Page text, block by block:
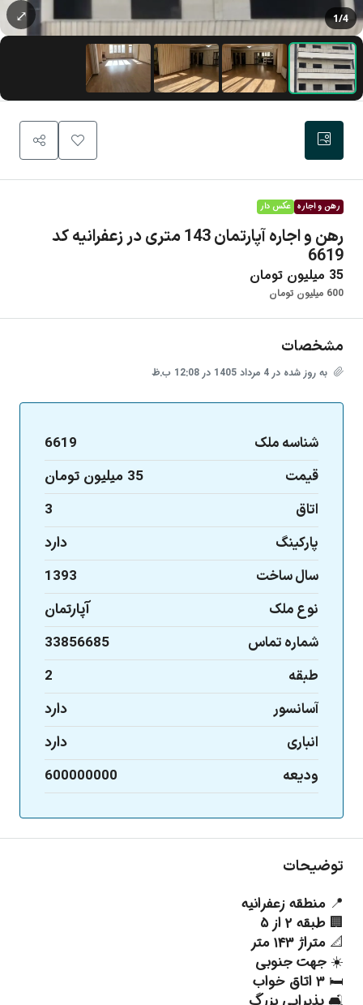
⤢ 1/4
رهن و اجاره عکس دار
رهن و اجاره آپارتمان 143 متری در زعفرانیه کد
6619
35 میلیون تومان
600 میلیون تومان
مشخصات
به روز شده در 4 مرداد 1405 در 12:08 ب.ظ
شناسه ملک 6619
قیمت 35 میلیون تومان
اتاق 3
پارکینگ دارد
سال ساخت 1393
نوع ملک آپارتمان
شماره تماس 33856685
طبقه 2
آسانسور دارد
انباری دارد
ودیعه 600000000
توضیحات
📍 منطقه زعفرانیه
🏢 طبقه ۲ از ۵
📐 متراژ ۱۴۳ متر
☀️ جهت جنوبی
🛏️ ۳ اتاق خواب